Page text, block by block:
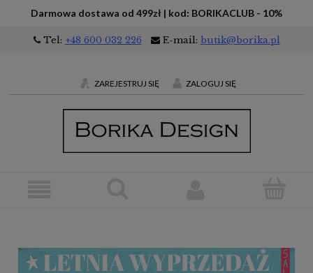
Darmowa dostawa od 499zł | kod: BORIKACLUB - 10%
Tel: +48 600 032 226 E-mail: butik@borika.pl
ZAREJESTRUJ SIĘ ZALOGUJ SIĘ